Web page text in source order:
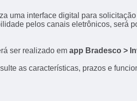
uma interface digital para
pelos canais eletrônicos, será
ser realizado em app Bradesco >
as características, prazos e